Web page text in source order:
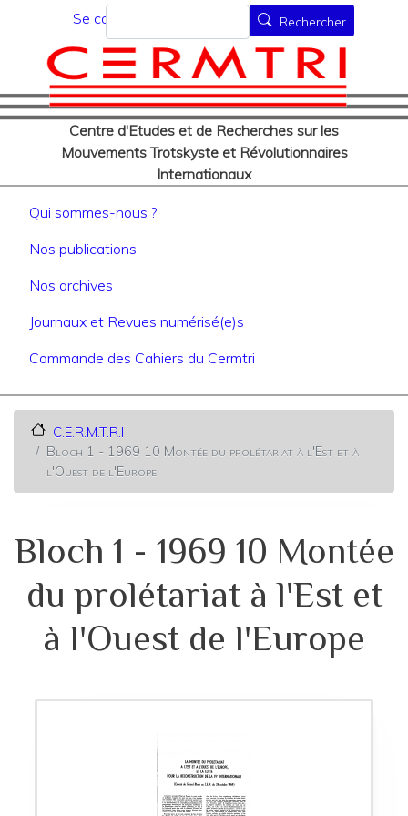
au
contenu
principal
Menu du compte de
Se connecter
Centre d'Etudes et de Recherches sur les
Mouvements Trotskyste et Révolutionnaires
Internationaux
Rechercher Rechercher
Navigation principale
Qui sommes-nous ?
Nos publications
Nos archives
Journaux et Revues numérisé(e)s
Commande des Cahiers du Cermtri
C.E.R.M.T.R.I
Bloch 1 - 1969 10 Montée du prolétariat à l'Est et à
l'Ouest de l'Europe
Bloch 1 - 1969 10 Montée
du prolétariat à l'Est et
à l'Ouest de l'Europe